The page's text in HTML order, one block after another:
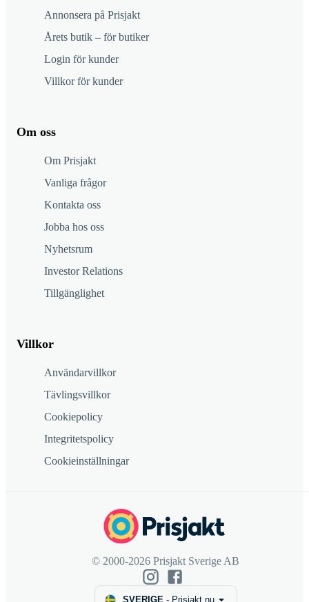
Annonsera på Prisjakt
Årets butik – för butiker
Login för kunder
Villkor för kunder
Om oss
Om Prisjakt
Vanliga frågor
Kontakta oss
Jobba hos oss
Nyhetsrum
Investor Relations
Tillgänglighet
Villkor
Användarvillkor
Tävlingsvillkor
Cookiepolicy
Integritetspolicy
Cookieinställningar
© 2000-2026 Prisjakt Sverige AB
SVERIGE - Prisjakt.nu